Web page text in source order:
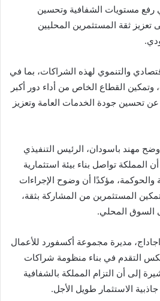
رفع مستويات الشفافية وتحسين
تعزيز ثقة المستثمرين المحليين
والتنموي لهذه الشراكات، بما في
وتمكين القطاع الخاص من أداء دور أكبر
تحسين جودة الخدمات العامة وتعزيز
مهند باسودان، الرئيس التنفيذي
تواصل بناء بيئة استثمارية
والحوكمة، مؤكدًا أن وضوح الإجراءات
المستثمرين من المشاركة بثقة،
السوق المحلي.
، مديرة مجموعة أكسفورد للأعمال
التقدم في بناء منظومة شراكات
إلى أن التزام المملكة بالشفافية
الاستثمار طويل الأجل.